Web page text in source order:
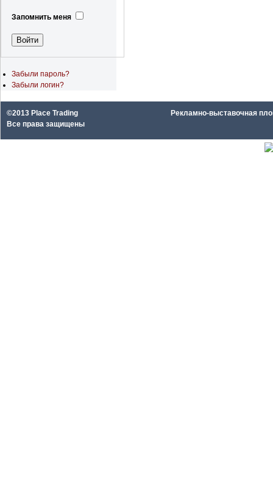
Запомнить меня
Забыли пароль?
Забыли логин?
©2013 Place Trading
Все права защищены
Рекламно-выставочная